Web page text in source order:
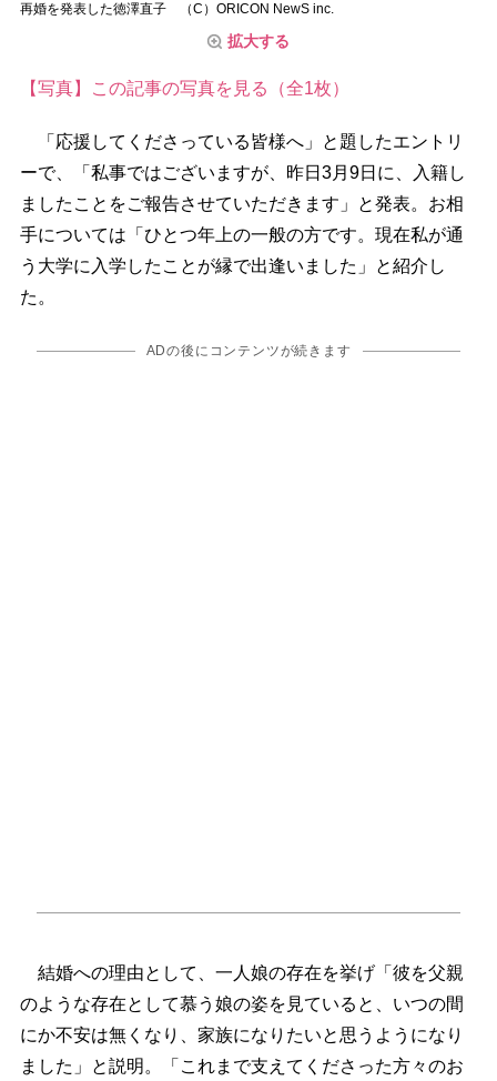
再婚を発表した徳澤直子 （C）ORICON NewS inc.
拡大する
【写真】この記事の写真を見る（全1枚）
「応援してくださっている皆様へ」と題したエントリ
ーで、「私事ではございますが、昨日3月9日に、入籍し
ましたことをご報告させていただきます」と発表。お相
手については「ひとつ年上の一般の方です。現在私が通
う大学に入学したことが縁で出逢いました」と紹介し
た。
ADの後にコンテンツが続きます
結婚への理由として、一人娘の存在を挙げ「彼を父親
のような存在として慕う娘の姿を見ていると、いつの間
にか不安は無くなり、家族になりたいと思うようになり
ました」と説明。「これまで支えてくださった方々のお